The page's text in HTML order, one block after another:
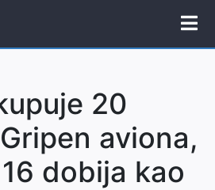
20
aviona,
dobija kao